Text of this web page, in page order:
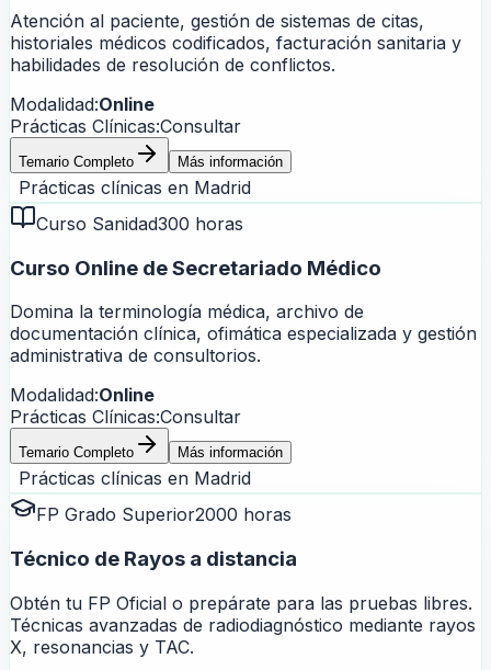
Atención al paciente, gestión de sistemas de citas,
historiales médicos codificados, facturación sanitaria y
habilidades de resolución de conflictos.
Modalidad:Online
Prácticas Clínicas:Consultar
Temario Completo Más información
Prácticas clínicas en Madrid
Curso Sanidad300 horas
Curso Online de Secretariado Médico
Domina la terminología médica, archivo de
documentación clínica, ofimática especializada y gestión
administrativa de consultorios.
Modalidad:Online
Prácticas Clínicas:Consultar
Temario Completo Más información
Prácticas clínicas en Madrid
FP Grado Superior2000 horas
Técnico de Rayos a distancia
Obtén tu FP Oficial o prepárate para las pruebas libres.
Técnicas avanzadas de radiodiagnóstico mediante rayos
X, resonancias y TAC.